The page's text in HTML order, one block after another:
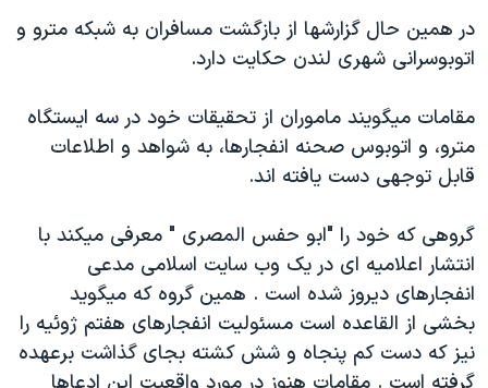
علم و فناوری
گالری عکس
آرشیو پخش زنده
رمز مهسا
اعتراضات زن، زندگی، آزادی
مجموعه مستندهای دادخواهی
دادگاه حمید نوری
چهل سال گروگان‌گیری
قانون شفافیت دارائی کادر رهبری ایران
اعتراضات مردمی آبان ۹۸
زبانهای مختلف
در همين حال گزارشها از بازگشت مسافران به شبکه مترو و
اتوبوسرانی شهری لندن حکايت دارد.
مقامات ميگويند ماموران از تحقيقات خود در سه ايستگاه
مترو، و اتوبوس صحنه انفجارها، به شواهد و اطلاعات
قابل توجهی دست يافته اند.
گروهی که خود را "ابو حفس المصری " معرفی ميکند با
انتشار اعلاميه ای در يک وب سايت اسلامی مدعی
انفجارهای ديروز شده است . همين گروه که ميگويد
بخشی از القاعده است مسئوليت انفجارهای هفتم ژوئيه را
نيز که دست کم پنجاه و شش کشته بجای گذاشت برعهده